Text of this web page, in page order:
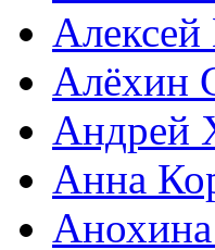
Алексей
Алёхин
Андрей
Анна